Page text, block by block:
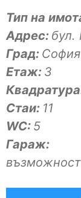
Тип на
Адрес: бул.
Град: София
Eтаж: 3
Стаи: 11
WC: 5
Гараж: